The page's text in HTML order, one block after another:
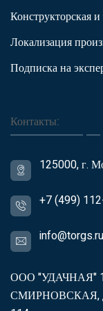
Конструкторская
Локализация
Подписка на
Контакты:
125000, г.
+7 (499)
info@torgs.ru
ООО "УДАЧНАЯ"
СМИРНОВСКАЯ,